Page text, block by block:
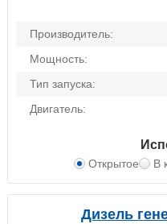
Производитель:
Мощность:
Тип запуска:
Двигатель:
Открытое В
Дизель